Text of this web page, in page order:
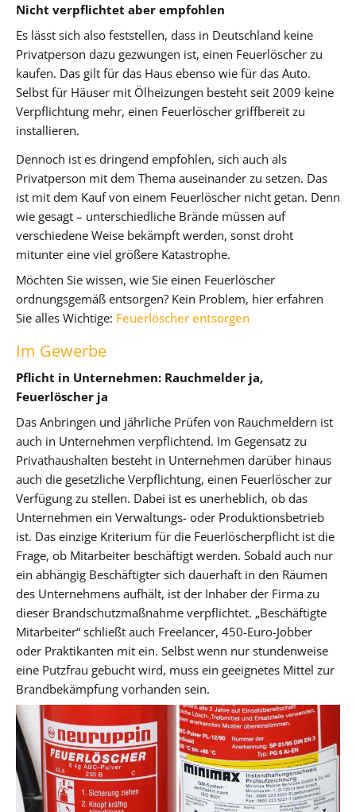
Nicht verpflichtet aber empfohlen
Es lässt sich also feststellen, dass in Deutschland keine
Privatperson dazu gezwungen ist, einen Feuerlöscher zu
kaufen. Das gilt für das Haus ebenso wie für das Auto.
Selbst für Häuser mit Ölheizungen besteht seit 2009 keine
Verpflichtung mehr, einen Feuerlöscher griffbereit zu
installieren.
Dennoch ist es dringend empfohlen, sich auch als
Privatperson mit dem Thema auseinander zu setzen. Das
ist mit dem Kauf von einem Feuerlöscher nicht getan. Denn
wie gesagt – unterschiedliche Brände müssen auf
verschiedene Weise bekämpft werden, sonst droht
mitunter eine viel größere Katastrophe.
Möchten Sie wissen, wie Sie einen Feuerlöscher
ordnungsgemäß entsorgen? Kein Problem, hier erfahren
Sie alles Wichtige: Feuerlöscher entsorgen
Im Gewerbe
Pflicht in Unternehmen: Rauchmelder ja,
Feuerlöscher ja
Das Anbringen und jährliche Prüfen von Rauchmeldern ist
auch in Unternehmen verpflichtend. Im Gegensatz zu
Privathaushalten besteht in Unternehmen darüber hinaus
auch die gesetzliche Verpflichtung, einen Feuerlöscher zur
Verfügung zu stellen. Dabei ist es unerheblich, ob das
Unternehmen ein Verwaltungs- oder Produktionsbetrieb
ist. Das einzige Kriterium für die Feuerlöscherpflicht ist die
Frage, ob Mitarbeiter beschäftigt werden. Sobald auch nur
ein abhängig Beschäftigter sich dauerhaft in den Räumen
des Unternehmens aufhält, ist der Inhaber der Firma zu
dieser Brandschutzmaßnahme verpflichtet. „Beschäftigte
Mitarbeiter“ schließt auch Freelancer, 450-Euro-Jobber
oder Praktikanten mit ein. Selbst wenn nur stundenweise
eine Putzfrau gebucht wird, muss ein geeignetes Mittel zur
Brandbekämpfung vorhanden sein.